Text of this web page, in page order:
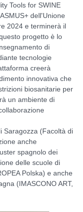
Tools for SWINE
dell'Unione
2024 e terminerà il
progetto è lo
di
tecnologie
creerà
innovativa che
biosanitarie per
un ambiente di
Saragozza (Facoltà di
anche
spagnolo dei
delle scuole di
Polska) e anche
(IMASCONO ART,